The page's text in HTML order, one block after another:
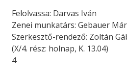
Felolvassa: Darvas Iván
Zenei munkatárs: Gebauer
Szerkesztő-rendező: Zoltán
(X/4. rész: holnap, K. 13.04)
4